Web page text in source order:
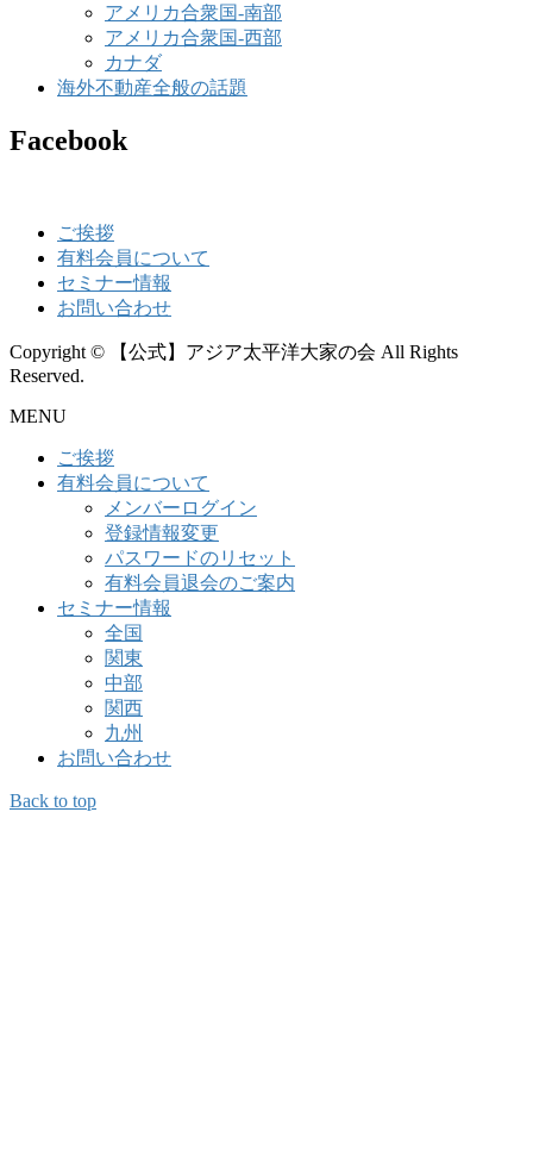
アメリカ合衆国-南部
アメリカ合衆国-西部
カナダ
海外不動産全般の話題
Facebook
ご挨拶
有料会員について
セミナー情報
お問い合わせ
Copyright © 【公式】アジア太平洋大家の会 All Rights
Reserved.
MENU
ご挨拶
有料会員について
メンバーログイン
登録情報変更
パスワードのリセット
有料会員退会のご案内
セミナー情報
全国
関東
中部
関西
九州
お問い合わせ
Back to top